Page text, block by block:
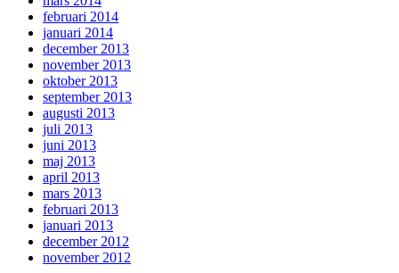
februari 2014
januari 2014
december 2013
november 2013
oktober 2013
september 2013
augusti 2013
juli 2013
juni 2013
maj 2013
april 2013
mars 2013
februari 2013
januari 2013
december 2012
november 2012